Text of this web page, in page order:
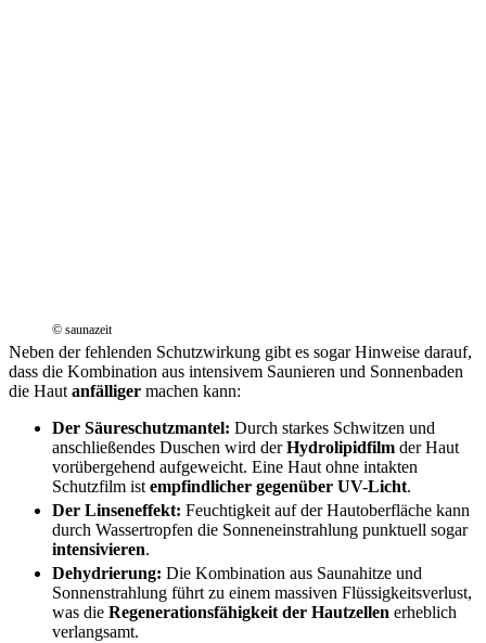
© saunazeit
Neben der fehlenden Schutzwirkung gibt es sogar Hinweise darauf,
dass die Kombination aus intensivem Saunieren und Sonnenbaden
die Haut anfälliger machen kann:
Der Säureschutzmantel: Durch starkes Schwitzen und
anschließendes Duschen wird derHydrolipidfilm der Haut
vorübergehend aufgeweicht. Eine Haut ohne intakten
Schutzfilm ist empfindlicher gegenüber UV-Licht.
Der Linseneffekt: Feuchtigkeit auf der Hautoberfläche kann
durch Wassertropfen die Sonneneinstrahlung punktuell sogar
intensivieren.
Dehydrierung: Die Kombination aus Saunahitze und
Sonnenstrahlung führt zu einem massiven Flüssigkeitsverlust,
was die Regenerationsfähigkeit der Hautzellen erheblich
verlangsamt.